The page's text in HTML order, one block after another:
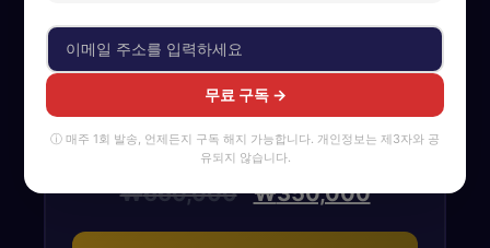
있습니다.
₩660,000 ₩350,000
무료 구독 →
ⓘ 매주 1회 발송, 언제든지 구독 해지 가능합니다. 개인정보는 제3자와 공
유되지 않습니다.